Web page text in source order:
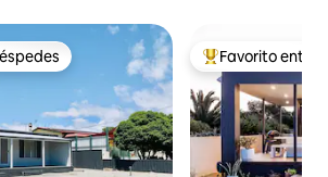
De los mejores
Favorito entre